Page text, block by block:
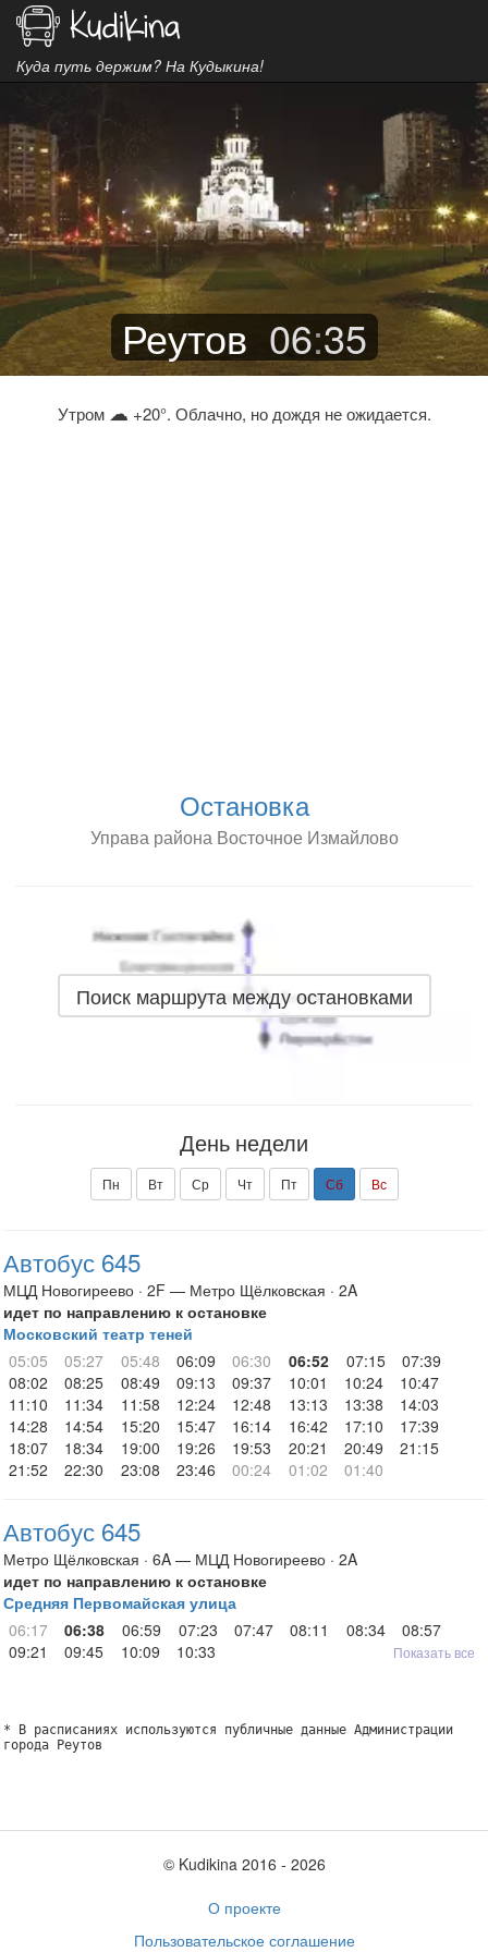
Куда путь держим? На Кудыкина!
Реутов 06:35
Утром ☁ +20°. Облачно, но дождя не ожидается.
Остановка
Управа района Восточное Измайлово
Поиск маршрута между остановками
День недели
Пн Вт Ср Чт Пт Сб Вс
Автобус 645
МЦД Новогиреево · 2F — Метро Щёлковская · 2A
идет по направлению к остановке
Московский театр теней
05:05
05:27 05:48 06:09 06:30 06:52 07:15
07:39
08:02
08:25 08:49 09:13 09:37 10:01 10:24
10:47
11:10
11:34 11:58 12:24 12:48 13:13 13:38
14:03
14:28
14:54 15:20 15:47 16:14 16:42 17:10
17:39
18:07
18:34 19:00 19:26 19:53 20:21 20:49
21:15
21:52
22:30 23:08 23:46 00:24 01:02 01:40
Автобус 645
Метро Щёлковская · 6A — МЦД Новогиреево · 2A
идет по направлению к остановке
Средняя Первомайская улица
06:17
06:38 06:59 07:23 07:47 08:11 08:34
08:57
09:21
09:45 10:09 10:33 Показать все
* В расписаниях используются публичные данные Администрации
города Реутов
© Kudikina 2016 ‐ 2026
О проекте
Пользовательское соглашение